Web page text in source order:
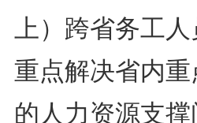
上）跨省务工
重点解决省内
的人力资源支